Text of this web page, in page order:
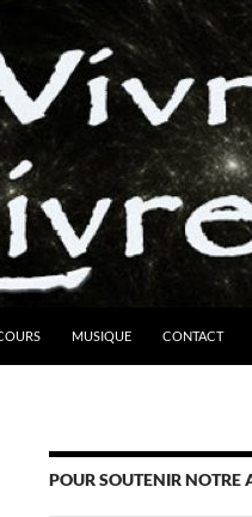
MUSIQUE CONTACT
POUR SOUTENIR NOTRE